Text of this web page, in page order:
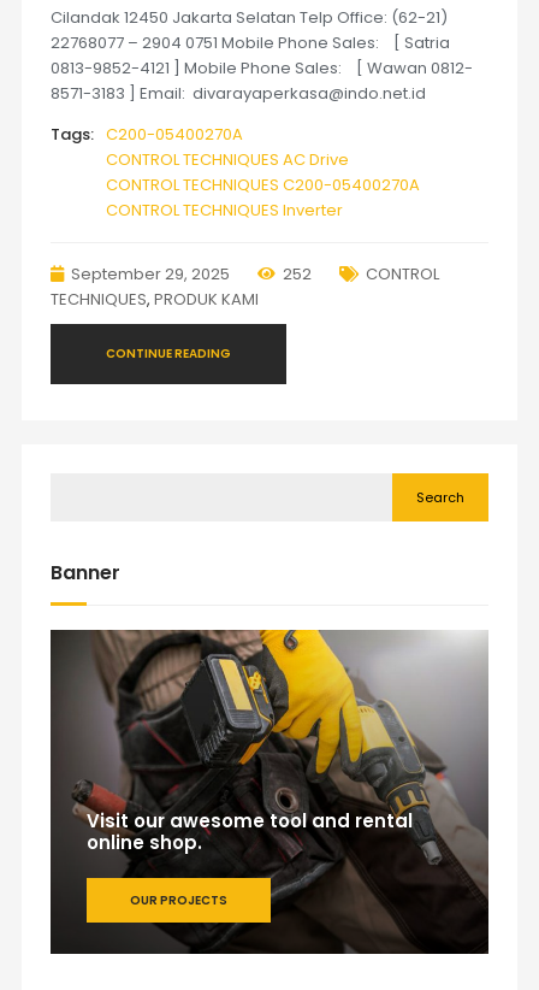
Cilandak 12450 Jakarta Selatan Telp Office: (62-21)
22768077 – 2904 0751 Mobile Phone Sales: [ Satria
0813-9852-4121 ] Mobile Phone Sales: [ Wawan 0812-
8571-3183 ] Email: divarayaperkasa@indo.net.id
Tags: C200-05400270A
CONTROL TECHNIQUES AC Drive
CONTROL TECHNIQUES C200-05400270A
CONTROL TECHNIQUES Inverter
September 29, 2025 252
CONTROL
TECHNIQUES, PRODUK KAMI
CONTINUE READING
Search
Banner
Visit our awesome tool and rental
online shop.
OUR PROJECTS